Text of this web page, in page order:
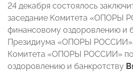
24 декабря состоялось
заседание Комитета «ОПОРЫ
финансовому оздоровлению и
Президиума «ОПОРЫ РОССИИ»,
Комитета «ОПОРЫ РОССИИ»
оздоровлению и банкротству